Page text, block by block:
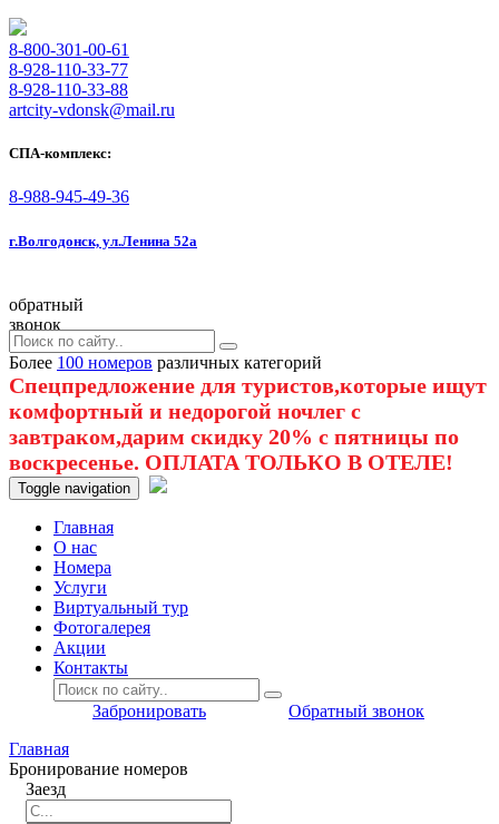
8-800-301-00-61
8-928-110-33-77
8-928-110-33-88
artcity-vdonsk@mail.ru
СПА-комплекс:
8-988-945-49-36
г.Волгодонск, ул.Ленина 52а
обратный
звонок
Более 100 номеров различных категорий
Спецпредложение для туристов,которые ищут
комфортный и недорогой ночлег с
завтраком,дарим скидку 20% с пятницы по
воскресенье. ОПЛАТА ТОЛЬКО В ОТЕЛЕ!
Toggle navigation
Главная
O нас
Номера
Услуги
Виртуальный тур
Фотогалерея
Акции
Контакты
Забронировать
Обратный звонок
Главная
Бронирование номеров
Заезд